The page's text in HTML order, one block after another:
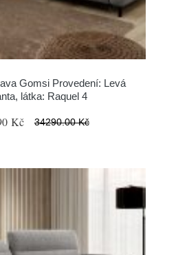
Gomsi Provedení: Levá
látka: Raquel 4
Kč 34290.00 Kč